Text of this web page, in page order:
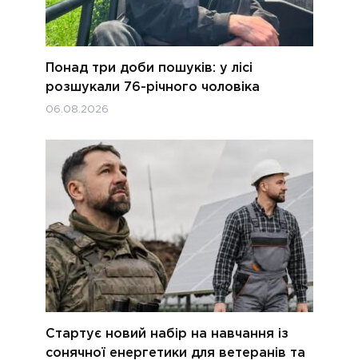
Понад три доби пошуків: у лісі
розшукали 76-річного чоловіка
06.08.2026
Стартує новий набір на навчання із
сонячної енергетики для ветеранів та